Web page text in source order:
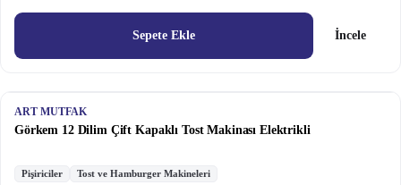
Sepete Ekle İncele
ART MUTFAK
Görkem 12 Dilim Çift Kapaklı Tost Makinası Elektrikli
Pişiriciler Tost ve Hamburger Makineleri